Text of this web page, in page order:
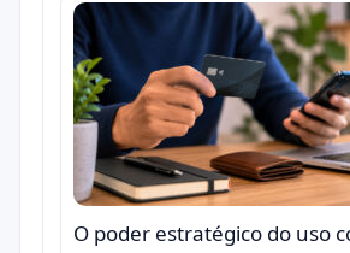
O poder estratégico do uso